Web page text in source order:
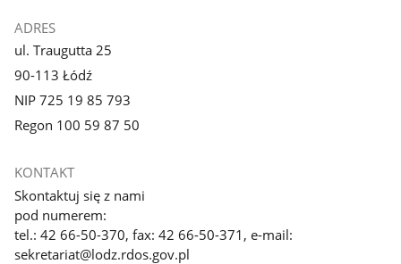
ADRES
ul. Traugutta 25
90-113 Łódź
NIP 725 19 85 793
Regon 100 59 87 50
KONTAKT
Skontaktuj się z nami
pod numerem:
tel.: 42 66-50-370, fax: 42 66-50-371, e-mail:
sekretariat@lodz.rdos.gov.pl